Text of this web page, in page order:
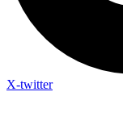
X-twitter